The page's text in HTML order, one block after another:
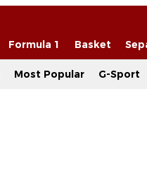
Formula 1 Basket
Most Popular G-Sport